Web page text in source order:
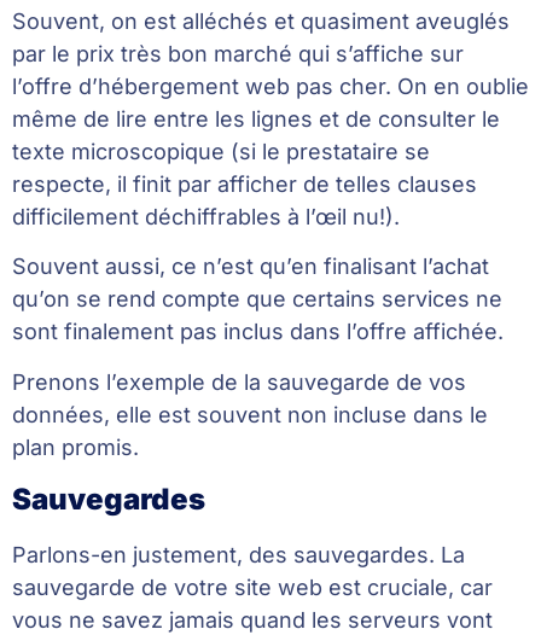
Souvent, on est alléchés et quasiment aveuglés
par le prix très bon marché qui s’affiche sur
l’offre d’hébergement web pas cher. On en oublie
même de lire entre les lignes et de consulter le
texte microscopique (si le prestataire se
respecte, il finit par afficher de telles clauses
difficilement déchiffrables à l’œil nu!).
Souvent aussi, ce n’est qu’en finalisant l’achat
qu’on se rend compte que certains services ne
sont finalement pas inclus dans l’offre affichée.
Prenons l’exemple de la sauvegarde de vos
données, elle est souvent non incluse dans le
plan promis.
Sauvegardes
Parlons-en justement, des sauvegardes. La
sauvegarde de votre site web est cruciale, car
vous ne savez jamais quand les serveurs vont